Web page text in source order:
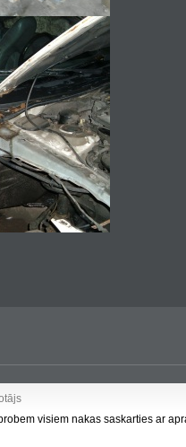
visiem nakas saskarties ar